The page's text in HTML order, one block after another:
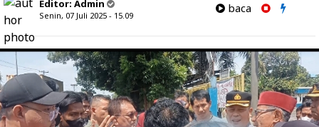
Editor: Admin
Senin, 07 Juli 2025 - 15.09
baca